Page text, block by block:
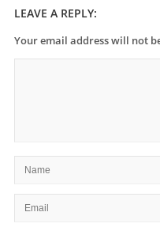
LEAVE A REPLY:
Your email address will not